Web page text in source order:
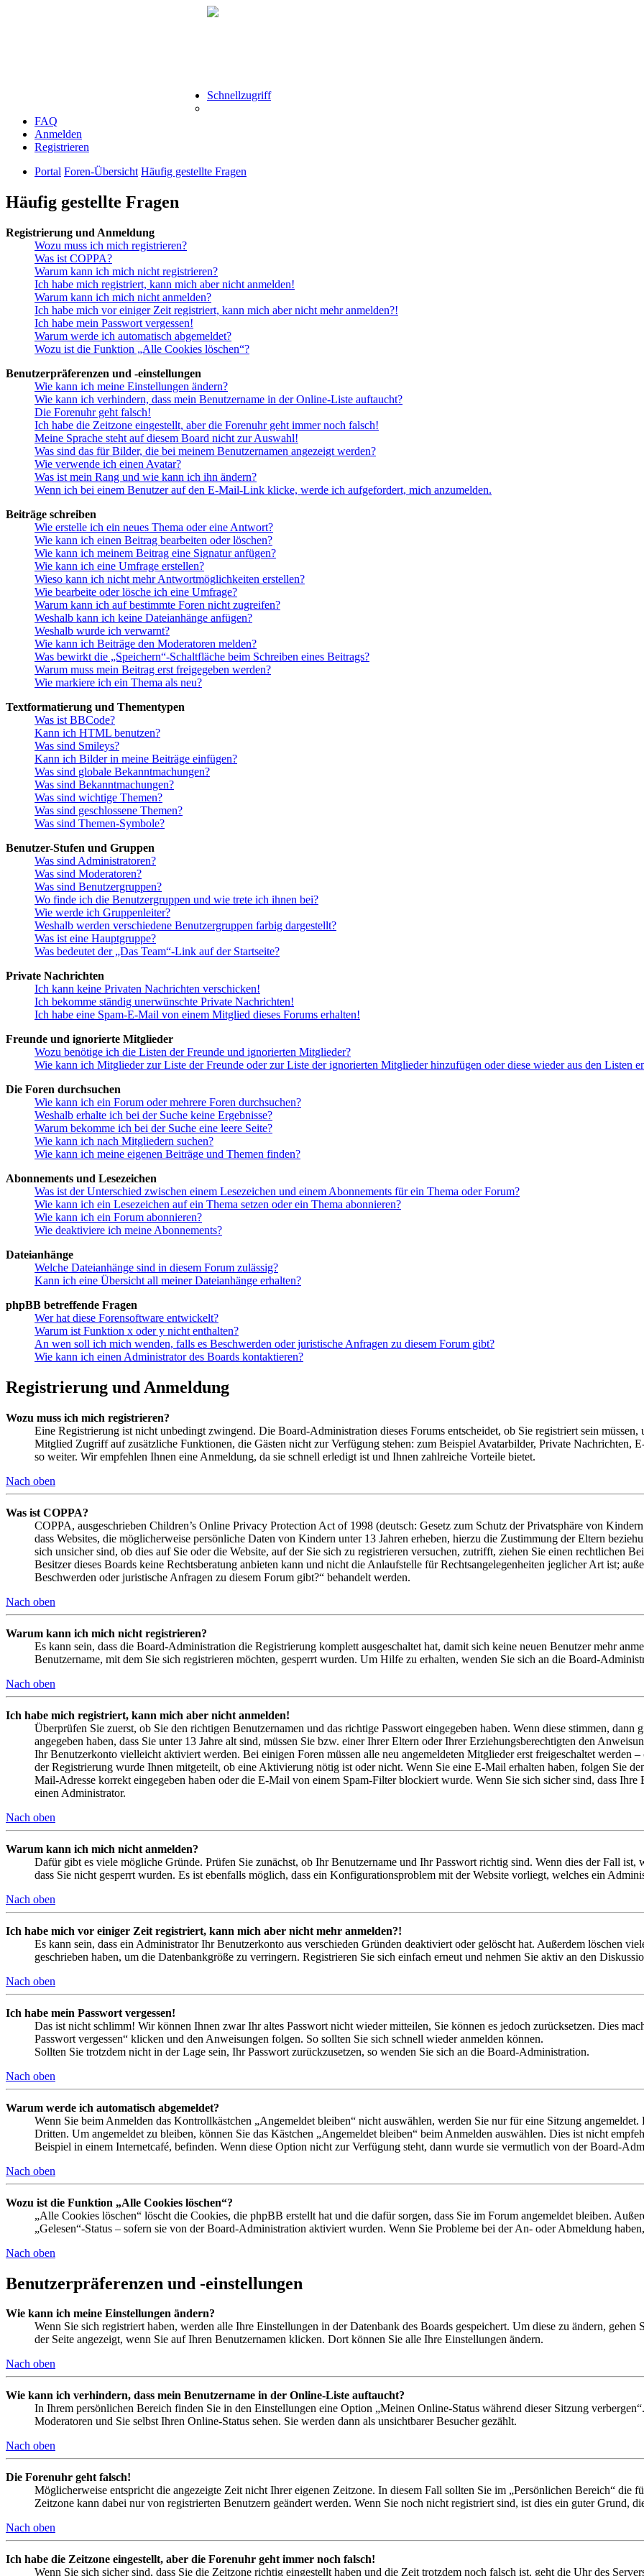
Schnellzugriff
FAQ
Anmelden
Registrieren
Portal Foren-Übersicht Häufig gestellte Fragen
Häufig gestellte Fragen
Registrierung und Anmeldung
Wozu muss ich mich registrieren?
Was ist COPPA?
Warum kann ich mich nicht registrieren?
Ich habe mich registriert, kann mich aber nicht anmelden!
Warum kann ich mich nicht anmelden?
Ich habe mich vor einiger Zeit registriert, kann mich aber nicht mehr anmelden?!
Ich habe mein Passwort vergessen!
Warum werde ich automatisch abgemeldet?
Wozu ist die Funktion „Alle Cookies löschen“?
Benutzerpräferenzen und -einstellungen
Wie kann ich meine Einstellungen ändern?
Wie kann ich verhindern, dass mein Benutzername in der Online-Liste auftaucht?
Die Forenuhr geht falsch!
Ich habe die Zeitzone eingestellt, aber die Forenuhr geht immer noch falsch!
Meine Sprache steht auf diesem Board nicht zur Auswahl!
Was sind das für Bilder, die bei meinem Benutzernamen angezeigt werden?
Wie verwende ich einen Avatar?
Was ist mein Rang und wie kann ich ihn ändern?
Wenn ich bei einem Benutzer auf den E-Mail-Link klicke, werde ich aufgefordert, mich anzumelden.
Beiträge schreiben
Wie erstelle ich ein neues Thema oder eine Antwort?
Wie kann ich einen Beitrag bearbeiten oder löschen?
Wie kann ich meinem Beitrag eine Signatur anfügen?
Wie kann ich eine Umfrage erstellen?
Wieso kann ich nicht mehr Antwortmöglichkeiten erstellen?
Wie bearbeite oder lösche ich eine Umfrage?
Warum kann ich auf bestimmte Foren nicht zugreifen?
Weshalb kann ich keine Dateianhänge anfügen?
Weshalb wurde ich verwarnt?
Wie kann ich Beiträge den Moderatoren melden?
Was bewirkt die „Speichern“-Schaltfläche beim Schreiben eines Beitrags?
Warum muss mein Beitrag erst freigegeben werden?
Wie markiere ich ein Thema als neu?
Textformatierung und Thementypen
Was ist BBCode?
Kann ich HTML benutzen?
Was sind Smileys?
Kann ich Bilder in meine Beiträge einfügen?
Was sind globale Bekanntmachungen?
Was sind Bekanntmachungen?
Was sind wichtige Themen?
Was sind geschlossene Themen?
Was sind Themen-Symbole?
Benutzer-Stufen und Gruppen
Was sind Administratoren?
Was sind Moderatoren?
Was sind Benutzergruppen?
Wo finde ich die Benutzergruppen und wie trete ich ihnen bei?
Wie werde ich Gruppenleiter?
Weshalb werden verschiedene Benutzergruppen farbig dargestellt?
Was ist eine Hauptgruppe?
Was bedeutet der „Das Team“-Link auf der Startseite?
Private Nachrichten
Ich kann keine Privaten Nachrichten verschicken!
Ich bekomme ständig unerwünschte Private Nachrichten!
Ich habe eine Spam-E-Mail von einem Mitglied dieses Forums erhalten!
Freunde und ignorierte Mitglieder
Wozu benötige ich die Listen der Freunde und ignorierten Mitglieder?
Wie kann ich Mitglieder zur Liste der Freunde oder zur Liste der ignorierten Mitglieder hinzufügen oder diese wieder aus den Listen
Die Foren durchsuchen
Wie kann ich ein Forum oder mehrere Foren durchsuchen?
Weshalb erhalte ich bei der Suche keine Ergebnisse?
Warum bekomme ich bei der Suche eine leere Seite?
Wie kann ich nach Mitgliedern suchen?
Wie kann ich meine eigenen Beiträge und Themen finden?
Abonnements und Lesezeichen
Was ist der Unterschied zwischen einem Lesezeichen und einem Abonnements für ein Thema oder Forum?
Wie kann ich ein Lesezeichen auf ein Thema setzen oder ein Thema abonnieren?
Wie kann ich ein Forum abonnieren?
Wie deaktiviere ich meine Abonnements?
Dateianhänge
Welche Dateianhänge sind in diesem Forum zulässig?
Kann ich eine Übersicht all meiner Dateianhänge erhalten?
phpBB betreffende Fragen
Wer hat diese Forensoftware entwickelt?
Warum ist Funktion x oder y nicht enthalten?
An wen soll ich mich wenden, falls es Beschwerden oder juristische Anfragen zu diesem Forum gibt?
Wie kann ich einen Administrator des Boards kontaktieren?
Registrierung und Anmeldung
Wozu muss ich mich registrieren?
Eine Registrierung ist nicht unbedingt zwingend. Die Board-Administration dieses Forums entscheidet, ob Sie registriert sein
Mitglied Zugriff auf zusätzliche Funktionen, die Gästen nicht zur Verfügung stehen: zum Beispiel Avatarbilder, Private Nachrichten,
so weiter. Wir empfehlen Ihnen eine Anmeldung, da sie schnell erledigt ist und Ihnen zahlreiche Vorteile bietet.
Nach oben
Was ist COPPA?
COPPA, ausgeschrieben Children’s Online Privacy Protection Act of 1998 (deutsch: Gesetz zum Schutz der Privatsphäre von
dass Websites, die möglicherweise persönliche Daten von Kindern unter 13 Jahren erheben, hierzu die Zustimmung der Eltern
sich unsicher sind, ob dies auf Sie oder die Website, auf der Sie sich zu registrieren versuchen, zutrifft, ziehen Sie einen rechtlichen
Besitzer dieses Boards keine Rechtsberatung anbieten kann und nicht die Anlaufstelle für Rechtsangelegenheiten jeglicher Art ist;
Beschwerden oder juristische Anfragen zu diesem Forum gibt?“ behandelt werden.
Nach oben
Warum kann ich mich nicht registrieren?
Es kann sein, dass die Board-Administration die Registrierung komplett ausgeschaltet hat, damit sich keine neuen Benutzer mehr
Benutzername, mit dem Sie sich registrieren möchten, gesperrt wurden. Um Hilfe zu erhalten, wenden Sie sich an die Board-
Nach oben
Ich habe mich registriert, kann mich aber nicht anmelden!
Überprüfen Sie zuerst, ob Sie den richtigen Benutzernamen und das richtige Passwort eingegeben haben. Wenn diese stimmen, dann
angegeben haben, dass Sie unter 13 Jahre alt sind, müssen Sie bzw. einer Ihrer Eltern oder Ihrer Erziehungsberechtigten den
Ihr Benutzerkonto vielleicht aktiviert werden. Bei einigen Foren müssen alle neu angemeldeten Mitglieder erst freigeschaltet werden
der Registrierung wurde Ihnen mitgeteilt, ob eine Aktivierung nötig ist oder nicht. Wenn Sie eine E-Mail erhalten haben, folgen Sie
Mail-Adresse korrekt eingegeben haben oder die E-Mail von einem Spam-Filter blockiert wurde. Wenn Sie sich sicher sind, dass
einen Administrator.
Nach oben
Warum kann ich mich nicht anmelden?
Dafür gibt es viele mögliche Gründe. Prüfen Sie zunächst, ob Ihr Benutzername und Ihr Passwort richtig sind. Wenn dies der Fall ist,
dass Sie nicht gesperrt wurden. Es ist ebenfalls möglich, dass ein Konfigurationsproblem mit der Website vorliegt, welches ein
Nach oben
Ich habe mich vor einiger Zeit registriert, kann mich aber nicht mehr anmelden?!
Es kann sein, dass ein Administrator Ihr Benutzerkonto aus verschieden Gründen deaktiviert oder gelöscht hat. Außerdem löschen
geschrieben haben, um die Datenbankgröße zu verringern. Registrieren Sie sich einfach erneut und nehmen Sie aktiv an den
Nach oben
Ich habe mein Passwort vergessen!
Das ist nicht schlimm! Wir können Ihnen zwar Ihr altes Passwort nicht wieder mitteilen, Sie können es jedoch zurücksetzen. Dies
Passwort vergessen“ klicken und den Anweisungen folgen. So sollten Sie sich schnell wieder anmelden können.
Sollten Sie trotzdem nicht in der Lage sein, Ihr Passwort zurückzusetzen, so wenden Sie sich an die Board-Administration.
Nach oben
Warum werde ich automatisch abgemeldet?
Wenn Sie beim Anmelden das Kontrollkästchen „Angemeldet bleiben“ nicht auswählen, werden Sie nur für eine Sitzung
Dritten. Um angemeldet zu bleiben, können Sie das Kästchen „Angemeldet bleiben“ beim Anmelden auswählen. Dies ist nicht
Beispiel in einem Internetcafé, befinden. Wenn diese Option nicht zur Verfügung steht, dann wurde sie vermutlich von der Board-
Nach oben
Wozu ist die Funktion „Alle Cookies löschen“?
„Alle Cookies löschen“ löscht die Cookies, die phpBB erstellt hat und die dafür sorgen, dass Sie im Forum angemeldet bleiben.
„Gelesen“-Status – sofern sie von der Board-Administration aktiviert wurden. Wenn Sie Probleme bei der An- oder Abmeldung
Nach oben
Benutzerpräferenzen und -einstellungen
Wie kann ich meine Einstellungen ändern?
Wenn Sie sich registriert haben, werden alle Ihre Einstellungen in der Datenbank des Boards gespeichert. Um diese zu ändern,
der Seite angezeigt, wenn Sie auf Ihren Benutzernamen klicken. Dort können Sie alle Ihre Einstellungen ändern.
Nach oben
Wie kann ich verhindern, dass mein Benutzername in der Online-Liste auftaucht?
In Ihrem persönlichen Bereich finden Sie in den Einstellungen eine Option „Meinen Online-Status während dieser Sitzung
Moderatoren und Sie selbst Ihren Online-Status sehen. Sie werden dann als unsichtbarer Besucher gezählt.
Nach oben
Die Forenuhr geht falsch!
Möglicherweise entspricht die angezeigte Zeit nicht Ihrer eigenen Zeitzone. In diesem Fall sollten Sie im „Persönlichen Bereich“ die
Zeitzone kann dabei nur von registrierten Benutzern geändert werden. Wenn Sie noch nicht registriert sind, ist dies ein guter Grund,
Nach oben
Ich habe die Zeitzone eingestellt, aber die Forenuhr geht immer noch falsch!
Wenn Sie sich sicher sind, dass Sie die Zeitzone richtig eingestellt haben und die Zeit trotzdem noch falsch ist, geht die Uhr des